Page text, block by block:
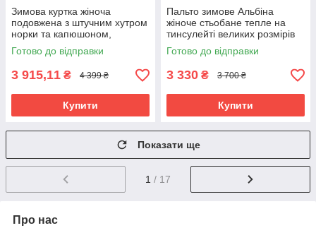
Зимова куртка жіноча
подовжена з штучним хутром
норки та капюшоном,
утеплювач біопух 48-50
розмір бежева
Готово до відправки
3 915,11 ₴ 4 399 ₴
Купити
Пальто зимове Альбіна
жіноче стьобане тепле на
тинсулейті великих розмірів
52-60 чорне
Готово до відправки
3 330 ₴ 3 700 ₴
Купити
Показати ще
1 / 17
Про нас